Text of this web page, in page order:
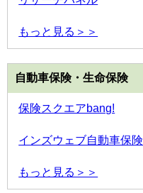
もっと見る＞＞
自動車保険・生命保険
保険スクエアbang!
インズウェブ自動車保険
もっと見る＞＞